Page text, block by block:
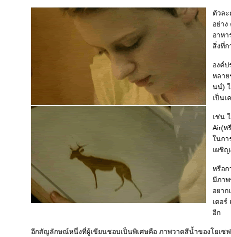
ตัวล
อย่า
อาห
สิ่งที่ก
องค์
หลาย
นน์)
เป็น
เช่น
Air(ห
นการ
เผชิญ
หรือก
มีภาพ
อยาก
เตอร์
อีก
อีกสัญลักษณ์หนึ่งที่ผู้เขียนชอบเป็นพิเศษคือ ภาพวาดสีน้ำของโยเซ